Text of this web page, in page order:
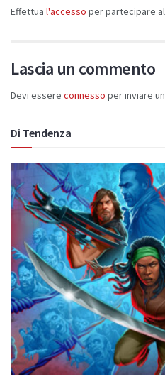
Effettua l'accesso per partecipare
Lascia un commento
Devi essere connesso per inviare
Di Tendenza